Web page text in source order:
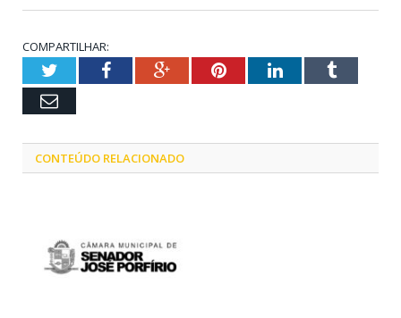
COMPARTILHAR:
TwitterFacebookGoogle+PinterestLinkedInTumblr
Email
CONTEÚDO RELACIONADO